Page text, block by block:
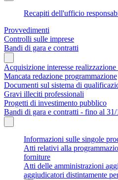
Recapiti dell'ufficio
Provvedimenti
Controlli sulle imprese
Bandi di gara e contratti
Acquisizione interesse
Mancata redazione programmazione
Documenti sul sistema di
Gravi illeciti professionali
Progetti di investimento pubblico
Bandi di gara e contratti - fino al 31/
Informazioni sulle singole
Atti relativi alla
forniture
Atti delle amministrazioni
aggiudicatori distintamente